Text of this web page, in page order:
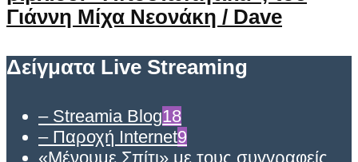
Γιάννη Μίχα Νεονάκη / Dave
Δείγματα Live Streaming
– Streamia Blog18
– Παροχή Internet9
«Μένουμε Σπίτι» με τους συγγραφείς